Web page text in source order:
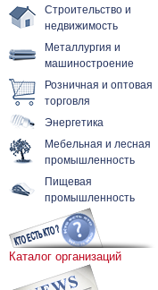
Строительство и
недвижимость
Металлургия и
машиностроение
Розничная и оптовая
торговля
Энергетика
Мебельная и лесная
промышленность
Пищевая
промышленность
Каталог организаций